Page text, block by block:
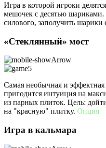
Игра в которой игроки
мешочек с десятью
силового, заполучить шарики
«Стеклянный» мост
Cамая необычная и
пригодится интуиция на
из парных плиток. Цель:
на "красную" плитку. Опция
Игра в кальмара